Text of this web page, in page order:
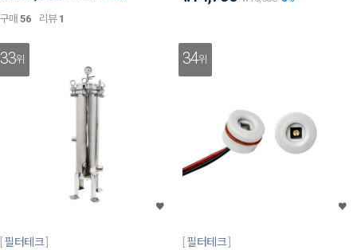
구매56 리뷰 1
33위
필터테크
34위
필터테크